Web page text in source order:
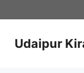
to
Udaipur